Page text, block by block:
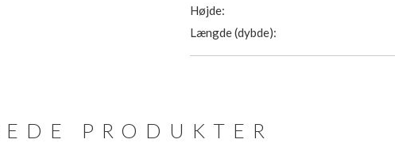
Højde:
Længde (dybde):
PRODUKTER